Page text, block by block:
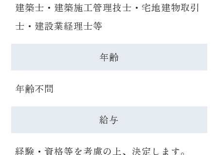
建築士・建築施工管理技士・宅地建物取引
士・建設業経理士等
年齢
年齢不問
給与
経験・資格等を考慮の上、決定します。